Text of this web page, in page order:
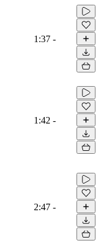
1:37 -
1:42 -
2:47 -